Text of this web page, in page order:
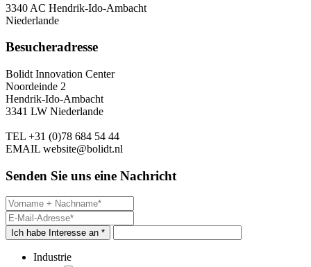
3340 AC Hendrik-Ido-Ambacht
Niederlande
Besucheradresse
Bolidt Innovation Center
Noordeinde 2
Hendrik-Ido-Ambacht
3341 LW Niederlande
TEL +31 (0)78 684 54 44
EMAIL website@bolidt.nl
Senden Sie uns eine Nachricht
Ich habe Interesse an *
Industrie